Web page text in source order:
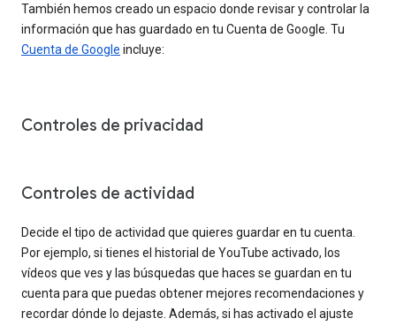
También hemos creado un espacio donde revisar y controlar la
información que has guardado en tu Cuenta de Google. Tu
Cuenta de Google incluye:
Controles de privacidad
Controles de actividad
Decide el tipo de actividad que quieres guardar en tu cuenta.
Por ejemplo, si tienes el historial de YouTube activado, los
vídeos que ves y las búsquedas que haces se guardan en tu
cuenta para que puedas obtener mejores recomendaciones y
recordar dónde lo dejaste. Además, si has activado el ajuste